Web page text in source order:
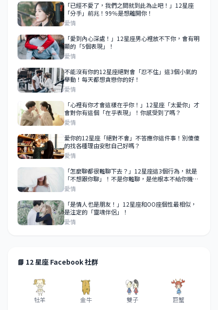
「已經不愛了，我們之間就到此為止吧！」12星座
「分手」前兆！99％是想離開你！
愛情
「愛到內心深處！」12星座男心裡放不下你，會有明
顯的「5個表現」！
愛情
不能沒有你的12星座絕對會「忍不住」這3個小氣的
舉動！每天都想貪戀你的好！
愛情
「心裡有你才會這樣在乎你！」12星座「太愛你」才
會對你有這個「在乎表現」！你感受到了嗎？
愛情
愛你的12星座「絕對不會」不答應你這件事！別傻傻
的找各種理由安慰自己好嗎？
愛情
「怎麼聊都很難聊下去？」12星座這3個行為，就是
「不想跟你聊」！不是你難聊，是他根本不給你機
會！
愛情
「是情人也是朋友！」12星座和OO座個性最相似，
是注定的「靈魂伴侶」！
愛情
📘 12 星座 Facebook 社群
牡羊 金牛 雙子 巨蟹